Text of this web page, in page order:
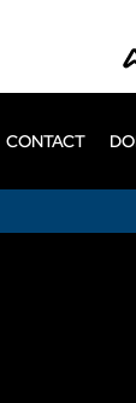
CONTACT